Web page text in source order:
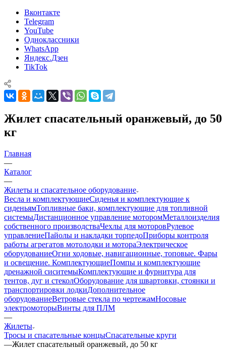
Вконтакте
Telegram
YouTube
Одноклассники
WhatsApp
Яндекс.Дзен
TikTok
Жилет спасательный оранжевый, до 50
кг
Главная
—
Каталог
—
Жилеты и спасательное оборудование
Весла и комплектующиеСиденья и комплектующие к
сиденьямТопливные баки, комплектующие для топливной
системыДистанционное управление моторомМеталлоизделия
собственного производстваЧехлы для моторовРулевое
управлениеПайолы и накладки торпедоПриборы контроля
работы агрегатов мотолодки и мотораЭлектрическое
оборудованиеОгни ходовые, навигационные, топовые. Фары
и освещение. КомплектующиеПомпы и комплектующие
дренажной сиситемыКомплектующие и фурнитура для
тентов, дуг и стеколОборудование для швартовки, стоянки и
транспортировки лодкиДополнительное
оборудованиеВетровые стекла по чертежамНосовые
электромоторыВинты для ПЛМ
—
Жилеты
Тросы и спасательные концыСпасательные круги
—Жилет спасательный оранжевый, до 50 кг